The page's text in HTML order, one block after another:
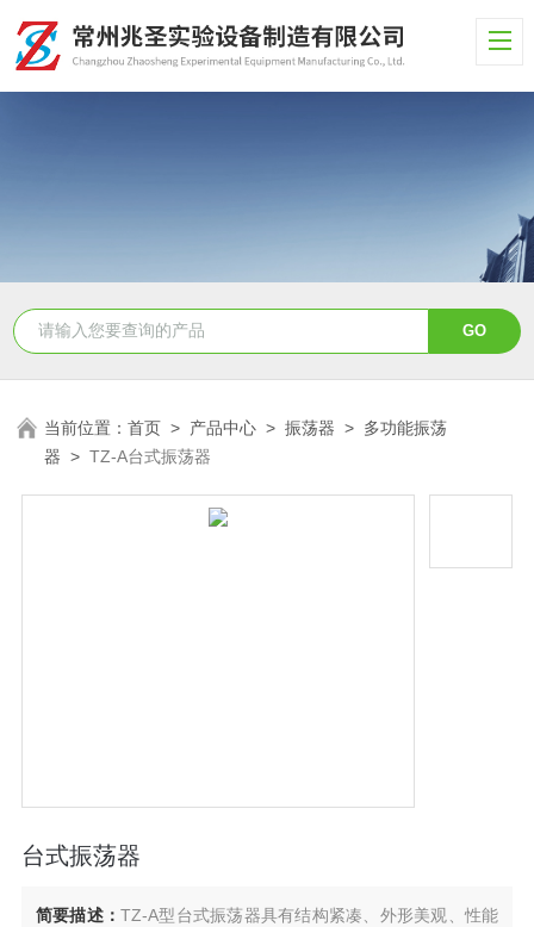
当前位置：首页 > 产品中心 >振荡器 > 多功能振荡
器 >TZ-A台式振荡器
台式振荡器
简要描述：TZ-A型台式振荡器具有结构紧凑、外形美观、性能